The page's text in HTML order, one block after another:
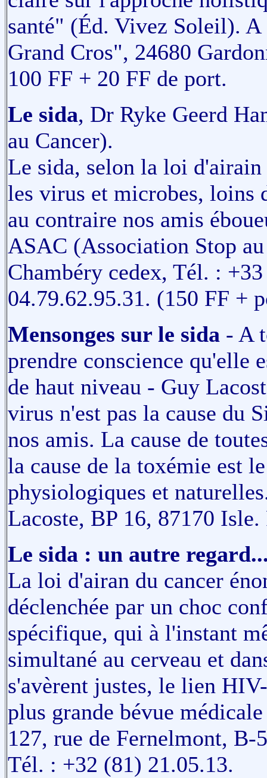
santé" (Éd. Vivez Soleil).
Grand Cros", 24680
100 FF + 20 FF de port.
Le sida, Dr Ryke Geerd
au Cancer).
Le sida, selon la loi
les virus et microbes, loins
au contraire nos amis
ASAC (Association Stop
Chambéry cedex, Tél. :
04.79.62.95.31. (150 FF +
Mensonges sur le sida - A
prendre conscience qu'elle
de haut niveau - Guy
virus n'est pas la cause du
nos amis. La cause de
la cause de la toxémie est
physiologiques et
Lacoste, BP 16, 87170
Le sida : un autre
La loi d'airan du cancer
déclenchée par un choc
spécifique, qui à l'instant
simultané au cerveau et
s'avèrent justes, le lien
plus grande bévue
127, rue de Fernelmont,
Tél. : +32 (81) 21.05.13.